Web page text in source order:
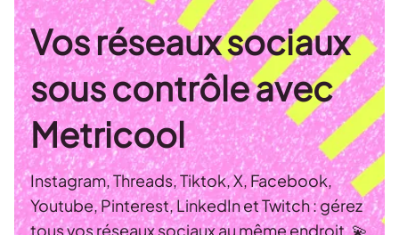
Vos réseaux sociaux
sous contrôle avec
Metricool
Instagram, Threads, Tiktok, X, Facebook,
Youtube, Pinterest, LinkedIn et Twitch : gérez
tous vos réseaux sociaux au même endroit. 💫